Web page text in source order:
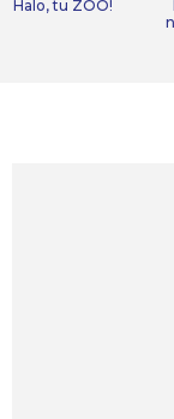
Halo, tu ZOO!